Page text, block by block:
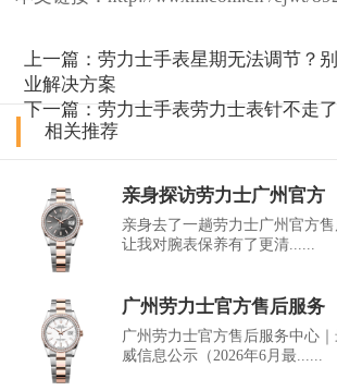
上一篇：劳力士手表星期无法调节？
业解决方案
下一篇：劳力士手表劳力士表针不走
相关推荐
亲身探访劳力士广州官方
亲身去了一趟劳力士广州官方
让我对腕表保养有了更清......
广州劳力士官方售后服务
广州劳力士官方售后服务中心
威信息公示（2026年6月最......